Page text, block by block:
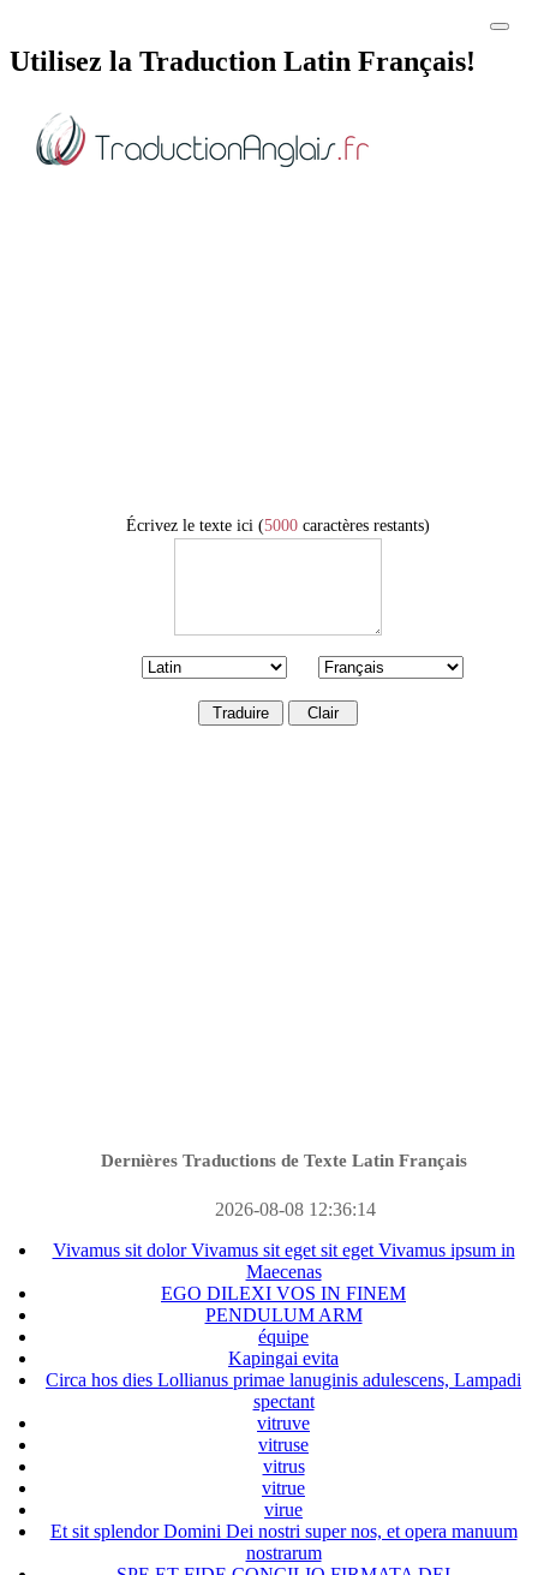
Utilisez la Traduction Latin Français!
Écrivez le texte ici (5000 caractères restants)
Dernières Traductions de Texte Latin Français
2026-08-08 12:36:14
Vivamus sit dolor Vivamus sit eget sit eget Vivamus ipsum in
Maecenas
EGO DILEXI VOS IN FINEM
PENDULUM ARM
équipe
Kapingai evita
Circa hos dies Lollianus primae lanuginis adulescens, Lampadi
spectant
vitruve
vitruse
vitrus
vitrue
virue
Et sit splendor Domini Dei nostri super nos, et opera manuum
nostrarum